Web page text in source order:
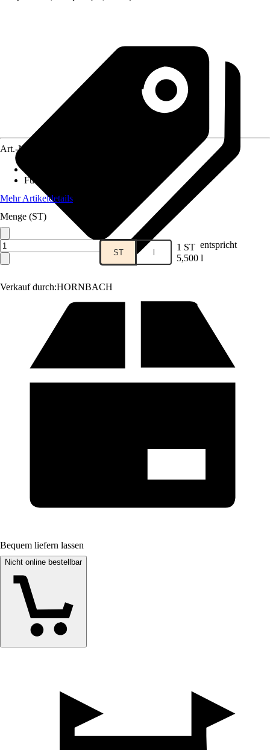
Verkauf durch:HORNBACH
Art.-Nr.
Futtermittelart
Mehr Artikeldetails
Menge (ST)
ST l 1 ST entspricht
5,500 l
Bequem liefern lassen
Nicht online bestellbar